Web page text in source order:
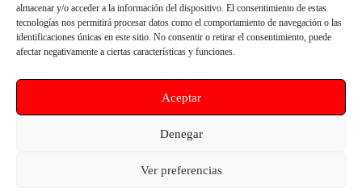
almacenar y/o acceder a la información del dispositivo. El consentimiento de estas
tecnologías nos permitirá procesar datos como el comportamiento de navegación o las
identificaciones únicas en este sitio. No consentir o retirar el consentimiento, puede
afectar negativamente a ciertas características y funciones.
Aceptar
Denegar
Ver preferencias
Artículo anterior
Fulgencio Gil la reactivación
urgente del Consejo Sectorial de
Artículo siguiente
nombramiento de la nueva
supuesto que tiene costes